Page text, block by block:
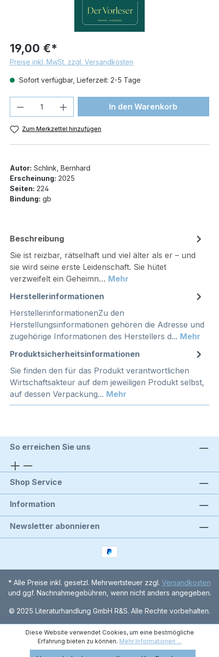
19,00 €*
Preise inkl. MwSt. zzgl. Versandkosten
Sofort verfügbar, Lieferzeit: 2-5 Tage
Produkt Anzahl: Gib denIn den Warenkorb
Zum Merkzettel hinzufügen
Autor: Schlink, Bernhard
Erscheinung: 2025
Seiten: 224
Bindung: gb
Beschreibung
Sie ist reizbar, rätselhaft und viel älter als er – und
sie wird seine erste Leidenschaft. Sie hütet
verzweifelt ein Geheimn… Mehr
Herstellerinformationen
HerstellerinformationenZu den
Herstellungsinformationen gehören die Adresse und
zugehörige Informationen des Herstellers d... Mehr
Produktsicherheitsinformationen
Sie finden den für das Produkt verantwortlichen
Wirtschaftsakteur auf dem jeweiligen Produkt selbst,
auf dessen Verpackung... Mehr
So erreichen Sie uns
Shop Service
Information
Newsletter abonnieren
* Alle Preise inkl. gesetzl. Mehrwertsteuer zzgl. Versandkosten
und ggf. Nachnahmegebühren, wenn nicht anders angegeben.
© 2025 Literaturhandlung GmbH R&S. Alle Rechte vorbehalten.
Diese Website verwendet Cookies, um eine bestmögliche
Erfahrung bieten zu können. Mehr Informationen ...